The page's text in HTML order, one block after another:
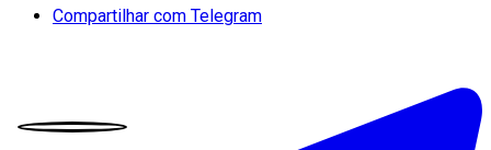
Compartilhar com Telegram